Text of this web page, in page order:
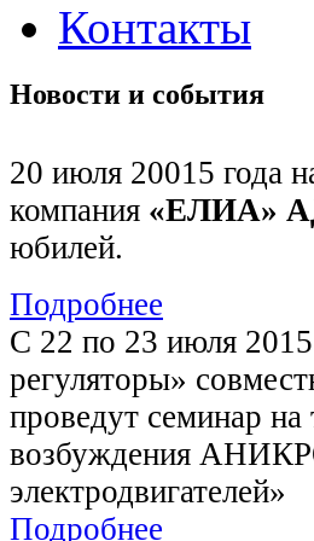
Контакты
Новости и события
20 июля 20015 года
компания «ЕЛИА»
юбилей.
Подробнее
С 22 по 23 июля
регуляторы»
проведут семинар
возбуждения
электродвигателей»
Подробнее